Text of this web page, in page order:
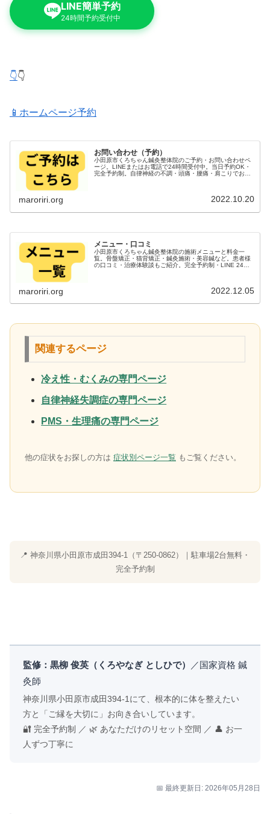
LINE簡単予約
24時間予約受付中
👇👇
📱ホームページ予約
お問い合わせ（予約）
小田原市くろちゃん鍼灸整体院のご予約・お問い合わせペ
ージ。LINEまたはお電話で24時間受付中。当日予約OK・
完全予約制。自律神経の不調・頭痛・腰痛・肩こりでお悩
maroriri.org 2022.10.20
メニュー・口コミ
小田原市くろちゃん鍼灸整体院の施術メニューと料金一
覧。骨盤矯正・猫背矯正・鍼灸施術・美容鍼など。患者様
の口コミ・治療体験談もご紹介。完全予約制・LINE 24時
maroriri.org 2022.12.05
関連するページ
冷え性・むくみの専門ページ
自律神経失調症の専門ページ
PMS・生理痛の専門ページ
他の症状をお探しの方は 症状別ページ一覧 もご覧ください。
📍 神奈川県小田原市成田394-1（〒250-0862）｜駐車場2台無料・
完全予約制
監修：黒柳 俊英（くろやなぎ としひで）
／国家資格 鍼
灸師
神奈川県小田原市成田394-1にて、根本的に体を整えたい
方と「ご縁を大切に」お向き合いしています。
🔐 完全予約制 ／ 🌿 あなただけのリセット空間 ／ 👤 お一
人ずつ丁寧に
📅 最終更新日: 2026年05月28日